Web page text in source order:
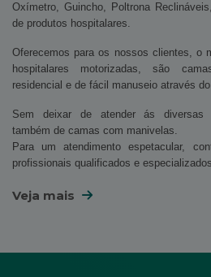
Oxímetro, Guincho, Poltrona
de produtos hospitalares.
Oferecemos para os nossos clientes, o
hospitalares motorizadas, são
residencial e de fácil manuseio através
Sem deixar de atender ás diversas
também de camas com manivelas.
Para um atendimento espetacular,
profissionais qualificados e
Veja mais